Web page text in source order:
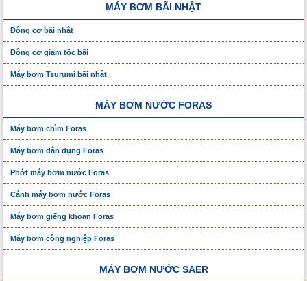
MÁY BƠM BÃI NHẬT
Động cơ bãi nhật
Động cơ giảm tốc bãi
Máy bơm Tsurumi bãi nhật
MÁY BƠM NƯỚC FORAS
Máy bơm chìm Foras
Máy bơm dân dụng Foras
Phớt máy bơm nước Foras
Cánh máy bơm nước Foras
Máy bơm giếng khoan Foras
Máy bơm công nghiệp Foras
MÁY BƠM NƯỚC SAER